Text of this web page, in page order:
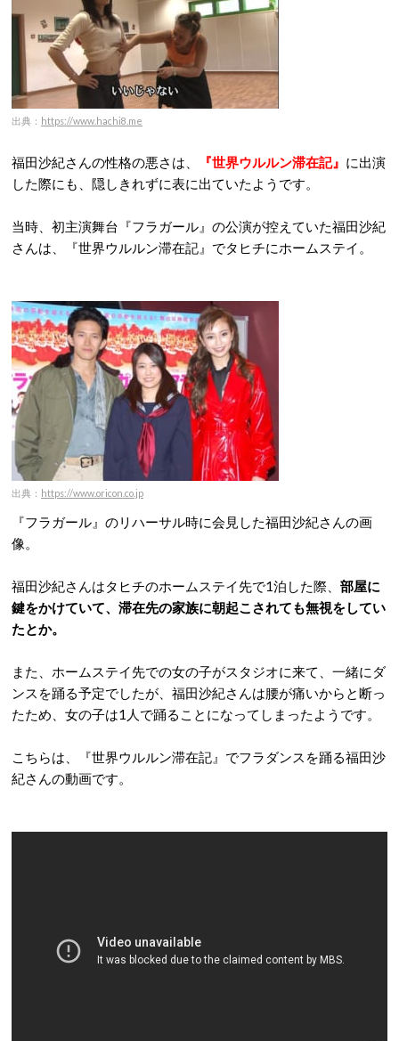
出典： https://www.hachi8.me
福田沙紀さんの性格の悪さは、 『世界ウルルン滞在記』 に出演
した際にも、隠しきれずに表に出ていたようです。
当時、初主演舞台『フラガール』の公演が控えていた福田沙紀
さんは、『世界ウルルン滞在記』でタヒチにホームステイ。
出典： https://www.oricon.co.jp
『フラガール』のリハーサル時に会見した福田沙紀さんの画
像。
福田沙紀さんはタヒチのホームステイ先で1泊した際、 部屋に
鍵をかけていて、滞在先の家族に朝起こされても無視をしてい
たとか。
また、ホームステイ先での女の子がスタジオに来て、一緒にダ
ンスを踊る予定でしたが、福田沙紀さんは腰が痛いからと断っ
たため、女の子は1人で踊ることになってしまったようです。
こちらは、『世界ウルルン滞在記』でフラダンスを踊る福田沙
紀さんの動画です。